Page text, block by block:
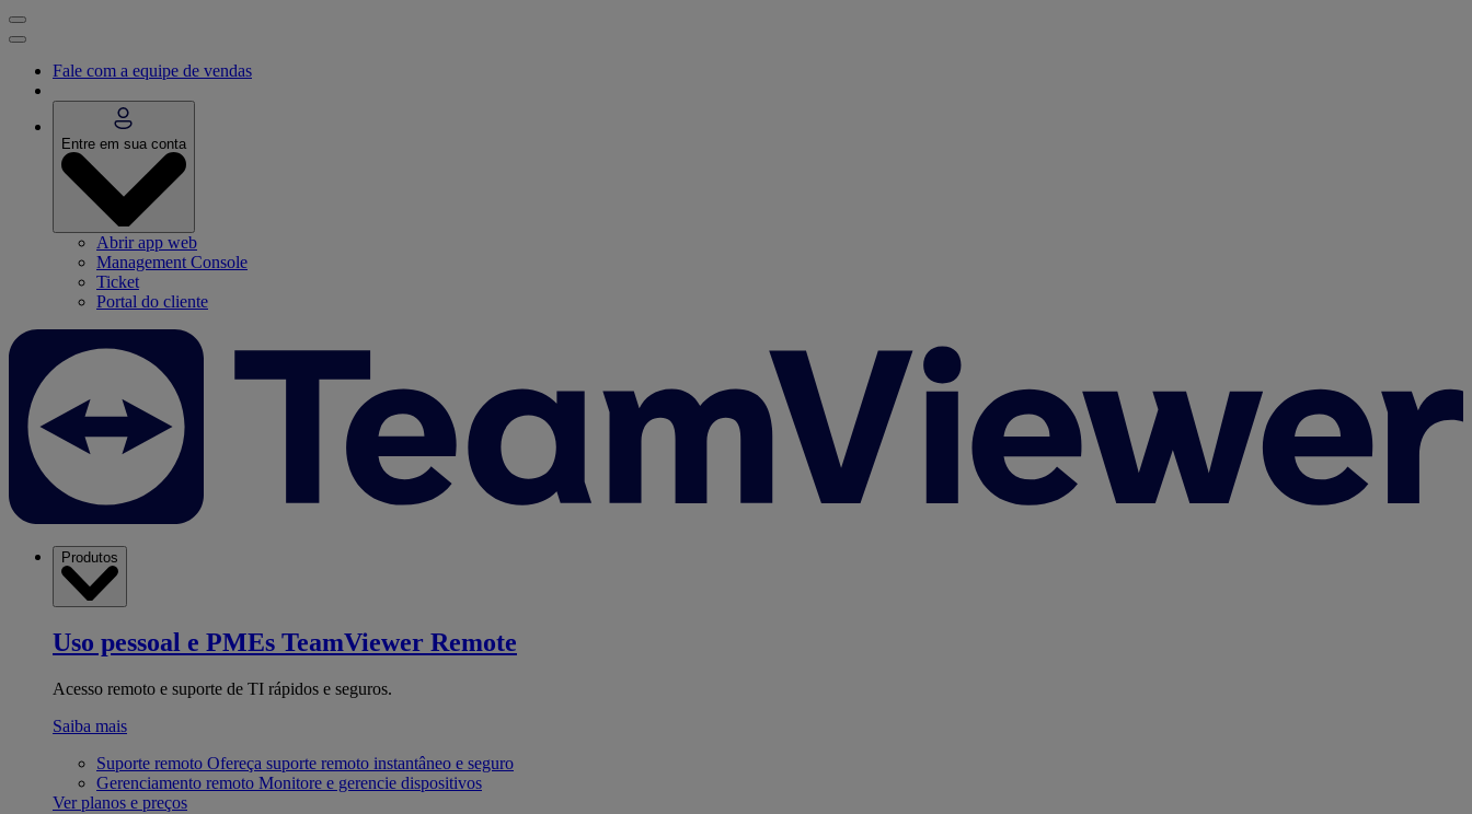
Fale com a equipe de vendas
Entre em sua conta
Abrir app web
Management Console
Ticket
Portal do cliente
Produtos
Uso pessoal e PMEs TeamViewer Remote
Acesso remoto e suporte de TI rápidos e seguros.
Saiba mais
Suporte remoto Ofereça suporte remoto instantâneo e seguro
Gerenciamento remoto Monitore e gerencie dispositivos
Ver planos e preços